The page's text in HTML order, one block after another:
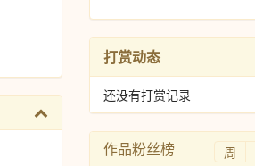
打赏动态
还没有打赏记录
作品粉丝榜 周